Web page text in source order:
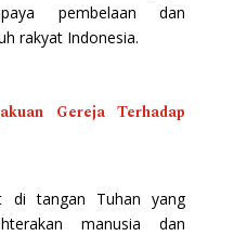
pembelaan dan
rakyat Indonesia.
Gereja Terhadap
di tangan Tuhan yang
manusia dan